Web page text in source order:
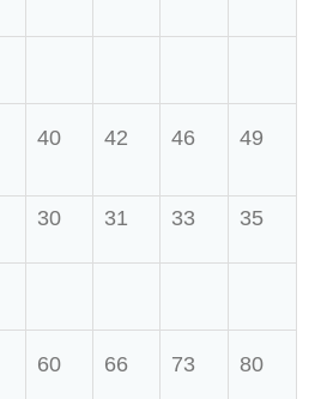
40 42 46 49
30 31 33 35
60 66 73 80